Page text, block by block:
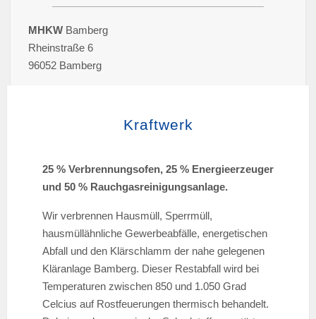
MHKW Bamberg
Rheinstraße 6
96052 Bamberg
Kraftwerk
25 % Verbrennungsofen, 25 % Energieerzeuger
und 50 % Rauchgasreinigungsanlage.
Wir verbrennen Hausmüll, Sperrmüll,
hausmüllähnliche Gewerbeabfälle, energetischen
Abfall und den Klärschlamm der nahe gelegenen
Kläranlage Bamberg. Dieser Restabfall wird bei
Temperaturen zwischen 850 und 1.050 Grad
Celcius auf Rostfeuerungen thermisch behandelt.